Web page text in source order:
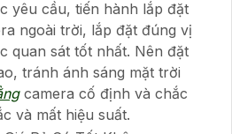
yêu cầu, tiến hành lắp đặt
ngoài trời, lắp đặt đúng vị
quan sát tốt nhất. Nên đặt
tránh ánh sáng mặt trời
camera cố định và chắc
và mất hiệu suất.